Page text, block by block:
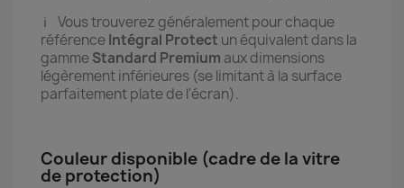
ℹ️ Vous trouverez généralement pour chaque
référenceIntégral Protect un équivalent dans la
gammeStandard Premium aux dimensions
légèrement inférieures (se limitant à la surface
parfaitement plate de l'écran).
Couleur disponible (cadre de la vitre
de protection)